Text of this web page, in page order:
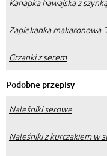
Kanapka hawajska z
Zapiekanka makaronowa
Grzanki z serem
Podobne przepisy
Naleśniki serowe
Naleśniki z kurczakiem w